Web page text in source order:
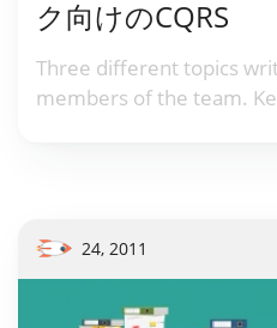
ク向けのCQRS
Three different topics
members of the team.
24, 2011